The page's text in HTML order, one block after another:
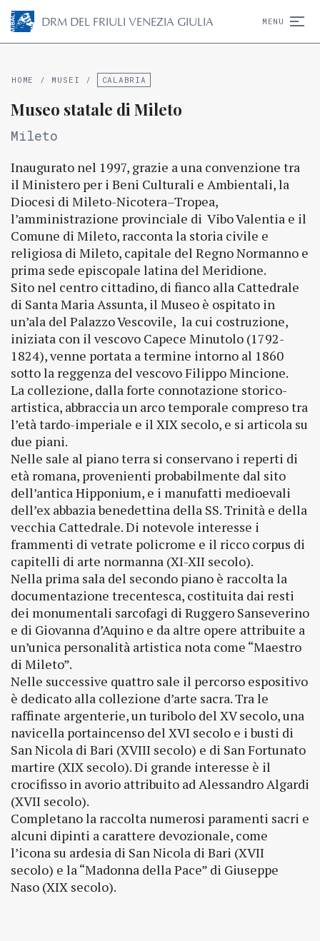
DRM DEL FRIULI VENEZIA GIULIA MENU
HOME / MUSEI / CALABRIA
Museo statale di Mileto
Mileto
Inaugurato nel 1997, grazie a una convenzione tra
il Ministero per i Beni Culturali e Ambientali, la
Diocesi di Mileto-Nicotera–Tropea,
l’amministrazione provinciale di Vibo Valentia e il
Comune di Mileto, racconta la storia civile e
religiosa di Mileto, capitale del Regno Normanno e
prima sede episcopale latina del Meridione.
Sito nel centro cittadino, di fianco alla Cattedrale
di Santa Maria Assunta, il Museo è ospitato in
un’ala del Palazzo Vescovile, la cui costruzione,
iniziata con il vescovo Capece Minutolo (1792-
1824), venne portata a termine intorno al 1860
sotto la reggenza del vescovo Filippo Mincione.
La collezione, dalla forte connotazione storico-
artistica, abbraccia un arco temporale compreso tra
l’età tardo-imperiale e il XIX secolo, e si articola su
due piani.
Nelle sale al piano terra si conservano i reperti di
età romana, provenienti probabilmente dal sito
dell’antica Hipponium, e i manufatti medioevali
dell’ex abbazia benedettina della SS. Trinità e della
vecchia Cattedrale. Di notevole interesse i
frammenti di vetrate policrome e il ricco corpus di
capitelli di arte normanna (XI-XII secolo).
Nella prima sala del secondo piano è raccolta la
documentazione trecentesca, costituita dai resti
dei monumentali sarcofagi di Ruggero Sanseverino
e di Giovanna d’Aquino e da altre opere attribuite a
un’unica personalità artistica nota come “Maestro
di Mileto”.
Nelle successive quattro sale il percorso espositivo
è dedicato alla collezione d’arte sacra. Tra le
raffinate argenterie, un turibolo del XV secolo, una
navicella portaincenso del XVI secolo e i busti di
San Nicola di Bari (XVIII secolo) e di San Fortunato
martire (XIX secolo). Di grande interesse è il
crocifisso in avorio attribuito ad Alessandro Algardi
(XVII secolo).
Completano la raccolta numerosi paramenti sacri e
alcuni dipinti a carattere devozionale, come
l’icona su ardesia di San Nicola di Bari (XVII
secolo) e la “Madonna della Pace” di Giuseppe
Naso (XIX secolo).